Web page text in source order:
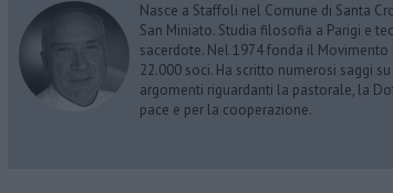
Nasce a Staffoli nel Comune di Santa
San Miniato. Studia filosofia a Parigi e
sacerdote. Nel 1974 fonda il
22.000 soci. Ha scritto numerosi saggi
argomenti riguardanti la pastorale, la
pace e per la cooperazione.